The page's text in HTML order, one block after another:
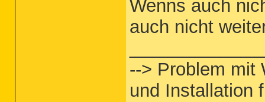
Wenns auch
auch nicht
--> Problem mit
und Installation